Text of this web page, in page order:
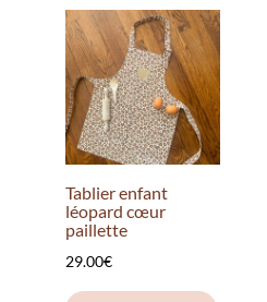
Tablier enfant
léopard cœur
paillette
29.00€